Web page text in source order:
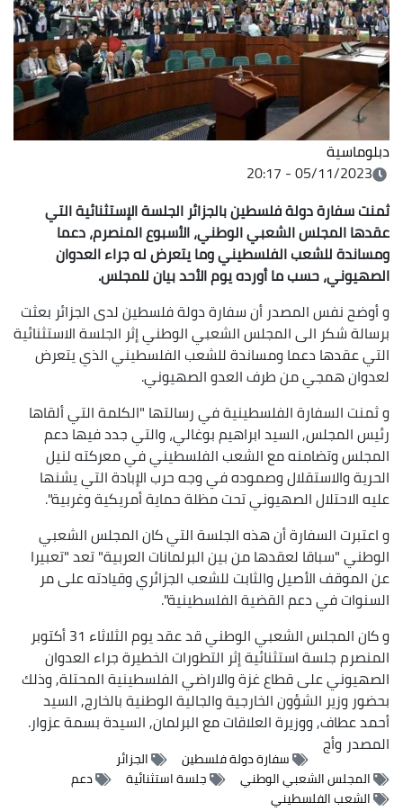
دبلوماسية
05/11/2023 - 20:17
ثمنت سفارة دولة فلسطين بالجزائر الجلسة الإستثنائية التي
عقدها المجلس الشعبي الوطني، الأسبوع المنصرم، دعما
ومساندة للشعب الفلسطيني وما يتعرض له جراء العدوان
الصهيوني، حسب ما أورده يوم الأحد بيان للمجلس.
و أوضح نفس المصدر أن سفارة دولة فلسطين لدى الجزائر بعثت
برسالة شكر الى المجلس الشعبي الوطني إثر الجلسة الاستثنائية
التي عقدها دعما ومساندة للشعب الفلسطيني الذي يتعرض
لعدوان همجي من طرف العدو الصهيوني.
و ثمنت السفارة الفلسطينية في رسالتها "الكلمة التي ألقاها
رئيس المجلس, السيد ابراهيم بوغالي، والتي جدد فيها دعم
المجلس وتضامنه مع الشعب الفلسطيني في معركته لنيل
الحرية والاستقلال وصموده في وجه حرب الإبادة التي يشنها
عليه الاحتلال الصهيوني تحت مظلة حماية أمريكية وغربية".
و اعتبرت السفارة أن هذه الجلسة التي كان المجلس الشعبي
الوطني "سباقا لعقدها من بين البرلمانات العربية" تعد "تعبيرا
عن الموقف الأصيل والثابت للشعب الجزائري وقيادته على مر
السنوات في دعم القضية الفلسطينية".
و كان المجلس الشعبي الوطني قد عقد يوم الثلاثاء 31 أكتوبر
المنصرم جلسة استثنائية إثر التطورات الخطيرة جراء العدوان
الصهيوني على قطاع غزة والاراضي الفلسطينية المحتلة, وذلك
بحضور وزير الشؤون الخارجية والجالية الوطنية بالخارج, السيد
أحمد عطاف, ووزيرة العلاقات مع البرلمان, السيدة بسمة عزوار.
المصدروأج
سفارة دولة فلسطين
الجزائر
المجلس الشعبي الوطني
جلسة استثنائية
دعم
الشعب الفلسطيني